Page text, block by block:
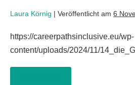
Laura Körnig | Veröffentlicht am 6
https://careerpathsinclusive.eu/wp-
content/uploads/2024/11/